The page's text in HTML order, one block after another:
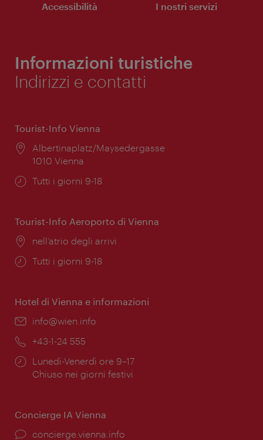
Accessibilità I nostri servizi
Informazioni turistiche
Indirizzi e contatti
Tourist-Info Vienna
Posizione:
Albertinaplatz/Maysedergasse
1010 Vienna
Orari
Tutti i giorni 9-18
Tourist-Info Aeroporto di Vienna
Posizione:
nell’atrio degli arrivi
Orari
Tutti i giorni 9-18
Hotel di Vienna e informazioni
Email:
info@wien.info
Telefono:
+43-1-24 555
Orari
di
Lunedì-Venerdì ore 9–17
Chiuso nei giorni festivi
Concierge IA Vienna
Ort:
concierge.vienna.info